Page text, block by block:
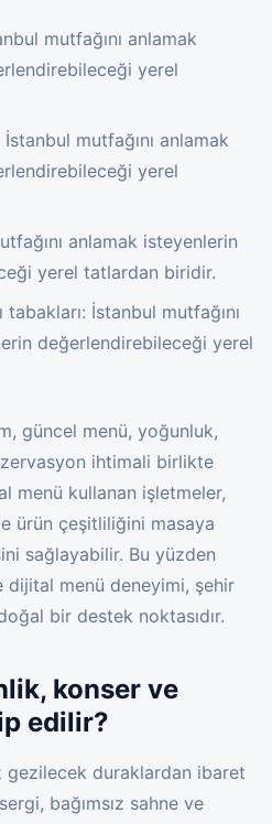
mutfağını anlamak
yerel
mutfağını anlamak
yerel
anlamak isteyenlerin
yerel tatlardan biridir.
İstanbul mutfağını
değerlendirebileceği yerel
güncel menü, yoğunluk,
ihtimali birlikte
menü kullanan işletmeler,
ürün çeşitliliğini masaya
sağlayabilir. Bu yüzden
dijital menü deneyimi, şehir
bir destek noktasıdır.
konser ve
edilir?
gezilecek duraklardan ibaret
bağımsız sahne ve